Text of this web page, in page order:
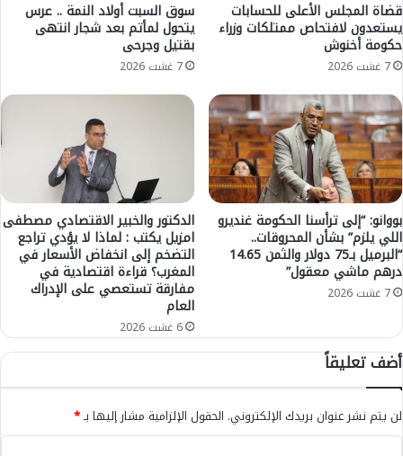
-
ا
ل
ت
ا
ص
ي
ل
-
و
ف
غ
ا
ض
ة
ي
س
ت
ن
ف
ر
ا
م
ن
ل
د
ا
ر
ا
ل
ب
قضاة المجلس الأعلى للحسابات
يستعدون لافتحاص ممتلكات وزراء
حكومة أخنوش
7 غشت 2026
سوق السبت أولاد النمة .. عرس
يتحول لمأتم بعد شجار انتهى
بقتيل وجرحى
7 غشت 2026
بووانو: “إلى ترأسنا الحكومة غنديرو
اللي يلزم” بشأن المحروقات..
“البرميل بـ75 دولار والثمن 14.65
درهم ماشي معقول”
7 غشت 2026
الدكتور والخبير الاقتصادي مصطفى
امزيل يكتب : لماذا لا يؤدي تراجع
التضخم إلى انخفاض الأسعار في
المغرب؟ قراءة اقتصادية في
مفارقة تستعصي على الإدراك
العام
6 غشت 2026
أضف تعليقاً
لن يتم نشر عنوان بريدك الإلكتروني. الحقول الإلزامية مشار إليها بـ*